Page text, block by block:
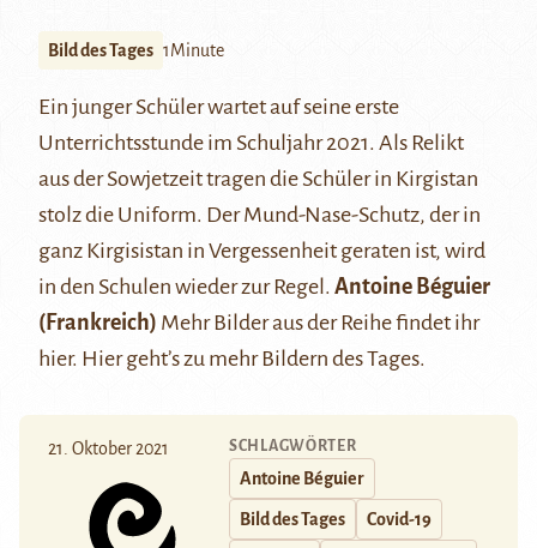
Bild des Tages 1Minute
Ein junger Schüler wartet auf seine erste
Unterrichtsstunde im Schuljahr 2021. Als Relikt
aus der Sowjetzeit tragen die Schüler in Kirgistan
stolz die Uniform. Der Mund-Nase-Schutz, der in
ganz Kirgisistan in Vergessenheit geraten ist, wird
in den Schulen wieder zur Regel. Antoine Béguier
(Frankreich) Mehr Bilder aus der Reihe findet ihr
hier. Hiergeht’s zu mehr Bildern des Tages.
21. Oktober 2021 SCHLAGWÖRTER
Antoine Béguier
Bild des Tages Covid-19